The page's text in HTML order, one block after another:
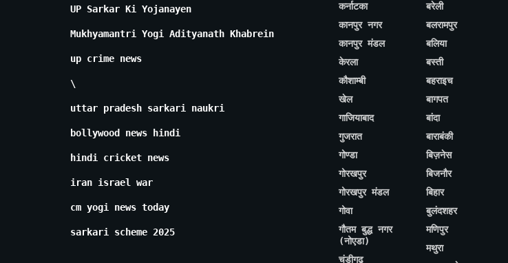
UP Sarkar Ki Yojanayen
Mukhyamantri Yogi Adityanath Khabrein
up crime news
\
uttar pradesh sarkari naukri
bollywood news hindi
hindi cricket news
iran israel war
cm yogi news today
sarkari scheme 2025
कर्नाटका
कानपुर नगर
कानपुर मंडल
केरला
कौशाम्बी
खेल
गाजियाबाद
गुजरात
गोण्डा
गोरखपुर
गोरखपुर मंडल
गोवा
गौतम बुद्ध नगर
(नोएडा)
चंडीगढ़
बरेली
बलरामपुर
बलिया
बस्ती
बहराइच
बागपत
बांदा
बाराबंकी
बिज़नेस
बिजनौर
बिहार
बुलंदशहर
मणिपुर
मथुरा